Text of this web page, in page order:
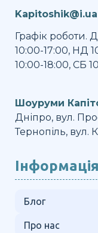
Kapitoshik@i.ua
Графік роботи.
10:00-17:00, НД
10:00-18:00, СБ
Шоуруми
Дніпро, вул.
Тернопіль, вул.
Інформація
Блог
Про нас